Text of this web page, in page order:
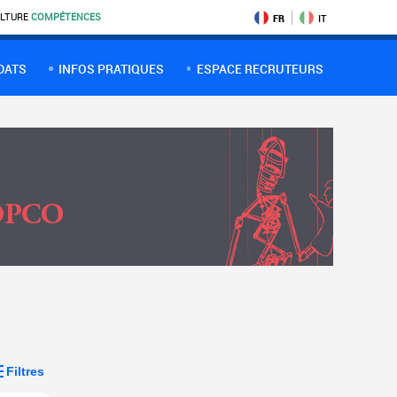
COMPÉTENCES FR IT
INFOS PRATIQUES ESPACE RECRUTEURS
Filtres